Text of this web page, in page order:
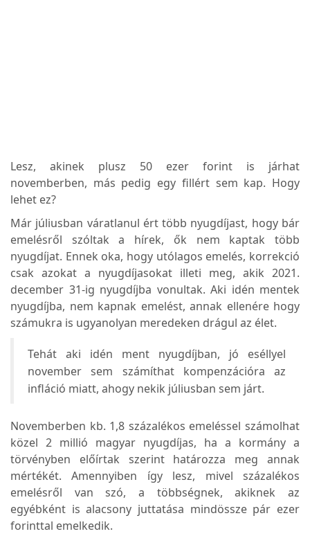
Lesz, akinek plusz 50 ezer forint is járhat
novemberben, más pedig egy fillért sem kap. Hogy
lehet ez?
Már júliusban váratlanul ért több nyugdíjast, hogy bár
emelésről szóltak a hírek, ők nem kaptak több
nyugdíjat. Ennek oka, hogy utólagos emelés, korrekció
csak azokat a nyugdíjasokat illeti meg, akik 2021.
december 31-ig nyugdíjba vonultak. Aki idén mentek
nyugdíjba, nem kapnak emelést, annak ellenére hogy
számukra is ugyanolyan meredeken drágul az élet.
Tehát aki idén ment nyugdíjban, jó eséllyel
november sem számíthat kompenzációra az
infláció miatt, ahogy nekik júliusban sem járt.
Novemberben kb. 1,8 százalékos emeléssel számolhat
közel 2 millió magyar nyugdíjas, ha a kormány a
törvényben előírtak szerint határozza meg annak
mértékét. Amennyiben így lesz, mivel százalékos
emelésről van szó, a többségnek, akiknek az
egyébként is alacsony juttatása mindössze pár ezer
forinttal emelkedik.